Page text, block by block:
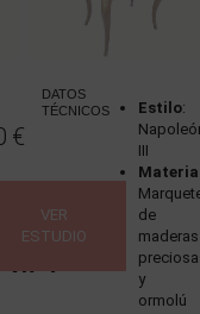
€
VER
ESTUDIO
DATOS
TÉCNICOS
Estilo:
III
de
maderas
y
ormolú